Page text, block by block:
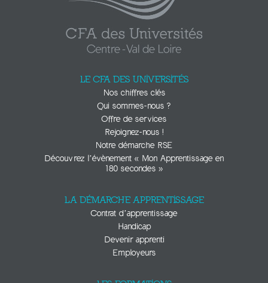
LE CFA DES UNIVERSITÉS
Nos chiffres clés
Qui sommes-nous ?
Offre de services
Rejoignez-nous !
Notre démarche RSE
Découvrez l’évènement « Mon Apprentissage en
180 secondes »
LA DÉMARCHE APPRENTISSAGE
Contrat d’apprentissage
Handicap
Devenir apprenti
Employeurs